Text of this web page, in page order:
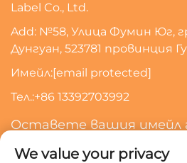
Label Co., Ltd.
Add: №58, Улица Фумин Юг,
Дунгуан, 523781 провинция
Имейл:[email protected]
Тел.:+86 13392703992
Оставете вашия имейл
We value your privacy